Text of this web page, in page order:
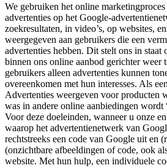
We gebruiken het online
advertenties op het Google-
zoekresultaten, in video’s, op websites,
weergegeven aan gebruikers die een
advertenties hebben. Dit stelt ons in staat
binnen ons online aanbod gerichter weer
gebruikers alleen advertenties kunnen
overeenkomen met hun interesses. Als
Advertenties weergeven voor producten
was in andere online aanbiedingen wordt
Voor deze doeleinden, wanneer u onze
waarop het advertentienetwerk van
rechtstreeks een code van Google uit en
(onzichtbare afbeeldingen of code, ook
website. Met hun hulp, een individuele